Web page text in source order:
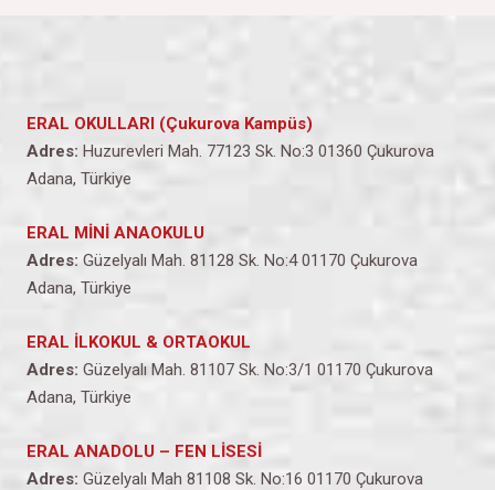
ERAL OKULLARI (Çukurova Kampüs)
Adres: Huzurevleri Mah. 77123 Sk. No:3 01360 Çukurova
Adana, Türkiye
ERAL MİNİ ANAOKULU
Adres: Güzelyalı Mah. 81128 Sk. No:4 01170 Çukurova
Adana, Türkiye
ERAL İLKOKUL & ORTAOKUL
Adres: Güzelyalı Mah. 81107 Sk. No:3/1 01170 Çukurova
Adana, Türkiye
ERAL ANADOLU – FEN LİSESİ
Adres: Güzelyalı Mah 81108 Sk. No:16 01170 Çukurova